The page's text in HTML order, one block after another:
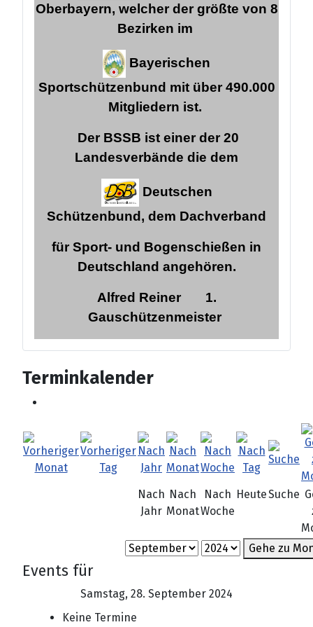
Oberbayern, welcher der größte von 8
Bezirken im
Bayerischen
Sportschützenbund mit über 490.000
Mitgliedern ist.
Der BSSB ist einer der 20
Landesverbände die dem
Deutschen
Schützenbund, dem Dachverband
für Sport- und Bogenschießen in
Deutschland angehören.
Alfred Reiner
1.
Gauschützenmeister
Terminkalender
Nach
Jahr
Nach
Monat
Nach
Woche
HeuteSuche
Gehe zu
Events für
Samstag, 28. September 2024
Keine Termine